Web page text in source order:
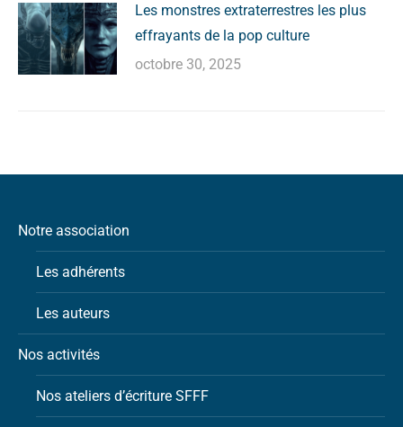
Les monstres extraterrestres les plus
effrayants de la pop culture
octobre 30, 2025
Notre association
Les adhérents
Les auteurs
Nos activités
Nos ateliers d’écriture SFFF